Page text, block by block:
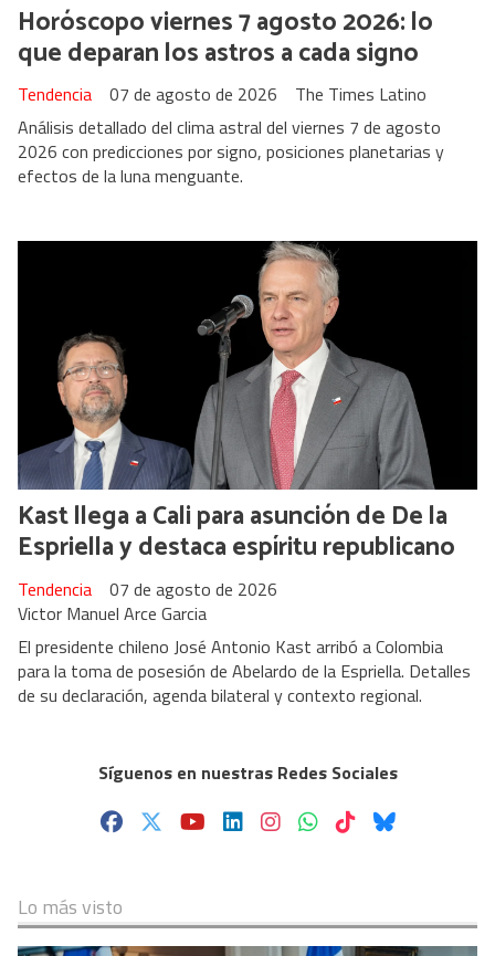
Horóscopo viernes 7 agosto 2026: lo
que deparan los astros a cada signo
The Times Latino
Tendencia
07 de agosto de 2026
Análisis detallado del clima astral del viernes 7 de agosto
2026 con predicciones por signo, posiciones planetarias y
efectos de la luna menguante.
Kast llega a Cali para asunción de De la
Espriella y destaca espíritu republicano
Victor Manuel Arce Garcia
Tendencia 07 de agosto de 2026
El presidente chileno José Antonio Kast arribó a Colombia
para la toma de posesión de Abelardo de la Espriella. Detalles
de su declaración, agenda bilateral y contexto regional.
Síguenos en nuestras Redes Sociales
Lo más visto